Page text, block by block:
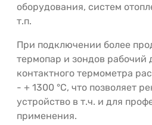
оборудования, систем
т.п.
При подключении более
термопар и зондов рабочий
контактного термометра
- + 1300 °С, что позволяет
устройство в т.ч. и для
применения.